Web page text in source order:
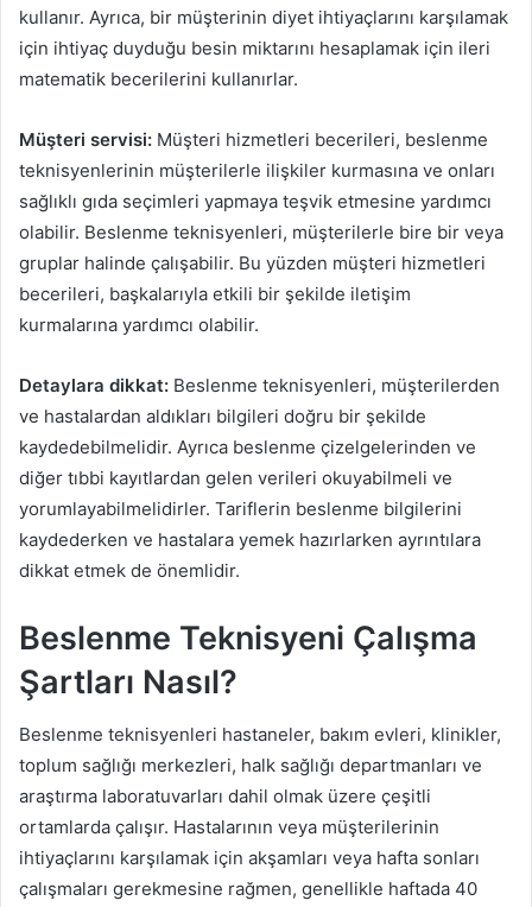
kullanır. Ayrıca, bir müşterinin diyet ihtiyaçlarını karşılamak
için ihtiyaç duyduğu besin miktarını hesaplamak için ileri
matematik becerilerini kullanırlar.
Müşteri servisi: Müşteri hizmetleri becerileri, beslenme
teknisyenlerinin müşterilerle ilişkiler kurmasına ve onları
sağlıklı gıda seçimleri yapmaya teşvik etmesine yardımcı
olabilir. Beslenme teknisyenleri, müşterilerle bire bir veya
gruplar halinde çalışabilir. Bu yüzden müşteri hizmetleri
becerileri, başkalarıyla etkili bir şekilde iletişim
kurmalarına yardımcı olabilir.
Detaylara dikkat: Beslenme teknisyenleri, müşterilerden
ve hastalardan aldıkları bilgileri doğru bir şekilde
kaydedebilmelidir. Ayrıca beslenme çizelgelerinden ve
diğer tıbbi kayıtlardan gelen verileri okuyabilmeli ve
yorumlayabilmelidirler. Tariflerin beslenme bilgilerini
kaydederken ve hastalara yemek hazırlarken ayrıntılara
dikkat etmek de önemlidir.
Beslenme Teknisyeni Çalışma
Şartları Nasıl?
Beslenme teknisyenleri hastaneler, bakım evleri, klinikler,
toplum sağlığı merkezleri, halk sağlığı departmanları ve
araştırma laboratuvarları dahil olmak üzere çeşitli
ortamlarda çalışır. Hastalarının veya müşterilerinin
ihtiyaçlarını karşılamak için akşamları veya hafta sonları
çalışmaları gerekmesine rağmen, genellikle haftada 40